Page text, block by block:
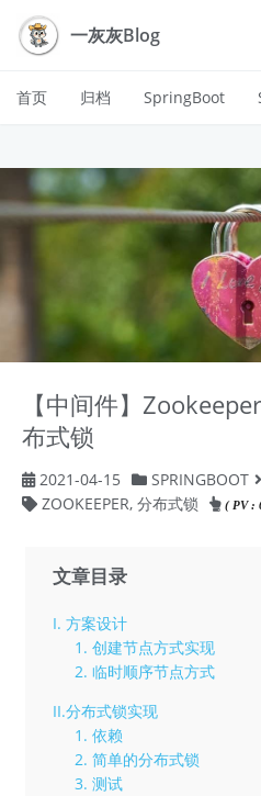
一灰灰Blog
首页 归档 SpringBoot
【中间件】
布式锁
2021-04-15 SPRINGBOOT
ZOOKEEPER, 分布式锁 ( PV :
文章目录
I. 方案设计
1. 创建节点方式实现
2. 临时顺序节点方式
II.分布式锁实现
1. 依赖
2. 简单的分布式锁
3. 测试